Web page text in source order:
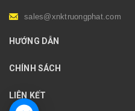
sales@xnktruongphat.com
HƯỚNG DẪN
CHÍNH SÁCH
LIÊN KẾT